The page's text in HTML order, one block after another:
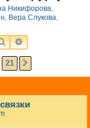
Никифорова,
, Вера Слукова,
ПОИСКРАСШИРЕННЫЙ
21